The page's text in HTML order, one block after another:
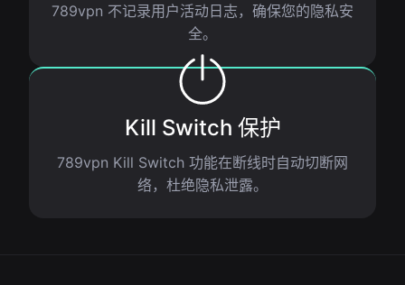
789vpn 不记录用户活动日志，确保您的隐私安
全。
Kill Switch 保护
789vpn Kill Switch 功能在断线时自动切断网
络，杜绝隐私泄露。